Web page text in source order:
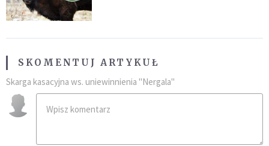
SKOMENTUJ ARTYKUŁ
Skarga kasacyjna ws. uniewinnienia "Nergala"